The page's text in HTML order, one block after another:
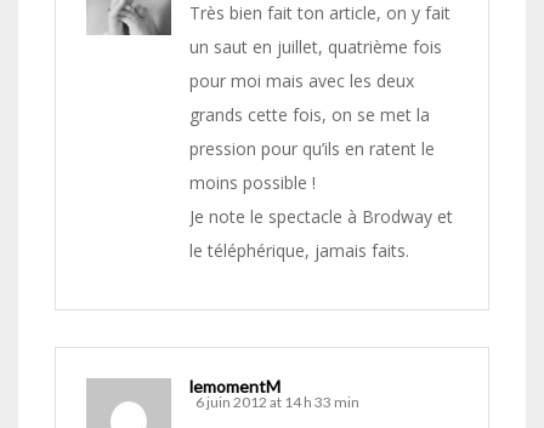
Très bien fait ton article, on y fait
un saut en juillet, quatrième fois
pour moi mais avec les deux
grands cette fois, on se met la
pression pour qu’ils en ratent le
moins possible !
Je note le spectacle à Brodway et
le téléphérique, jamais faits.
lemomentM
6 juin 2012 at 14 h 33 min